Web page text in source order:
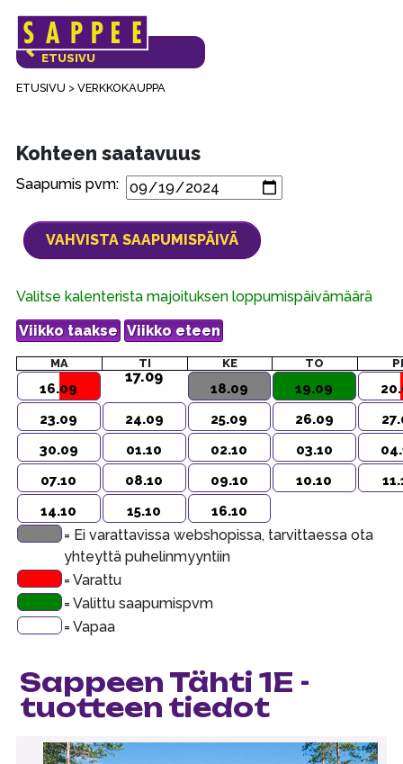
Päävalikko
ETUSIVU > VERKKOKAUPPA
VERKKOKAUPAN
ETUSIVU
Kohteen saatavuus
Saapumis pvm:
Valitse kalenterista majoituksen loppumispäivämäärä
MA TI KE TO
16.09
17.09
18.09 19.09
23.09
24.09 25.09 26.09
30.09
01.10 02.10 03.10
07.10
08.10 09.10 10.10
14.10
15.10 16.10
= Ei varattavissa webshopissa, tarvittaessa ota
yhteyttä puhelinmyyntiin
= Varattu
= Valittu saapumispvm
= Vapaa
Sappeen Tähti 1E -
tuotteen tiedot